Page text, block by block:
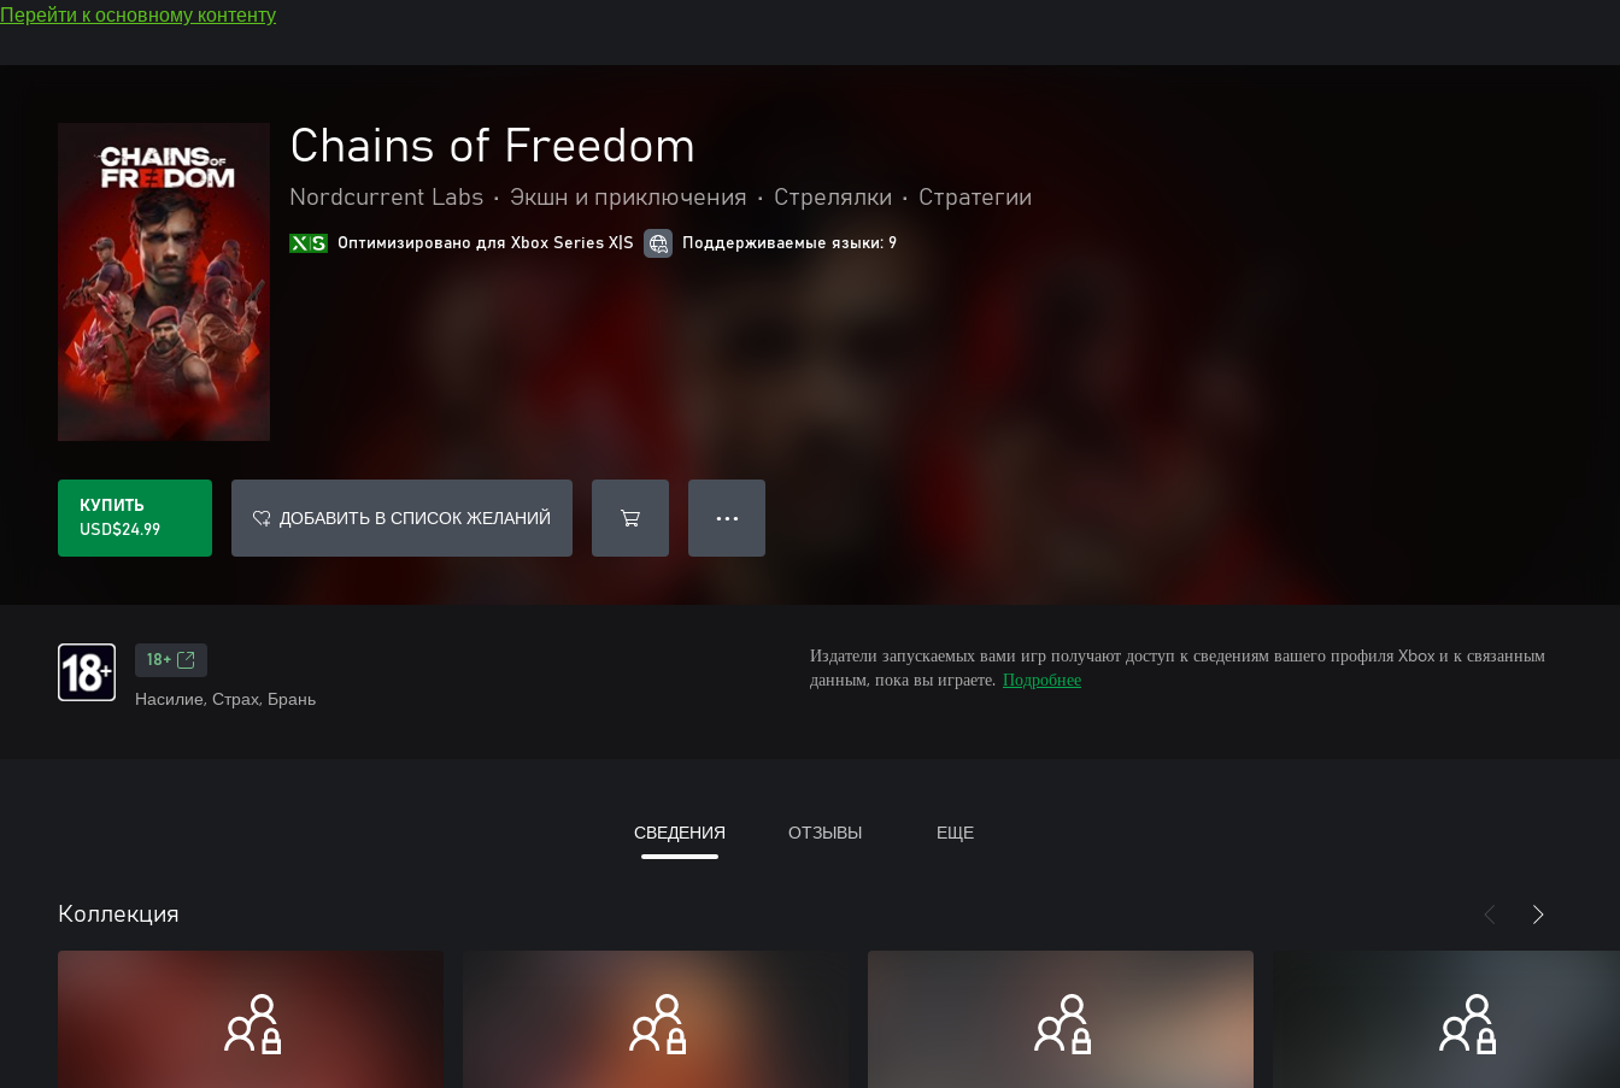
Перейти к основному контенту
Chains of Freedom
Nordcurrent Labs • Экшн и приключения • Стрелялки • Стратегии
Оптимизировано для Xbox Series X|S Поддерживаемые языки: 9
КУПИТЬ
USD$24.99
ДОБАВИТЬ В СПИСОК ЖЕЛАНИЙ ● ● ●
18+
Насилие, Страх, Брань
Издатели запускаемых вами игр получают доступ к сведениям вашего профиля Xbox и к связанным
данным, пока вы играете. Подробнее
СВЕДЕНИЯ ОТЗЫВЫ ЕЩЕ
Коллекция